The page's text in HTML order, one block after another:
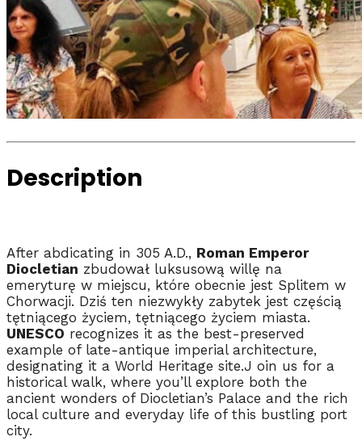
Description
After abdicating in 305 A.D., Roman Emperor
Diocletian zbudował luksusową willę na
emeryturę w miejscu, które obecnie jest Splitem w
Chorwacji. Dziś ten niezwykły zabytek jest częścią
tętniącego życiem, tętniącego życiem miasta.
UNESCO recognizes it as the best-preserved
example of late-antique imperial architecture,
designating it a World Heritage site.J oin us for a
historical walk, where you’ll explore both the
ancient wonders of Diocletian’s Palace and the rich
local culture and everyday life of this bustling port
city.